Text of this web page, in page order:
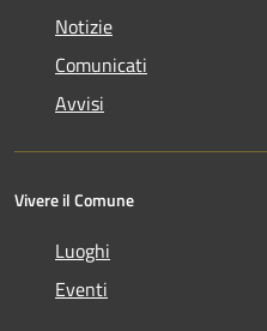
Notizie
Comunicati
Avvisi
Vivere il Comune
Luoghi
Eventi